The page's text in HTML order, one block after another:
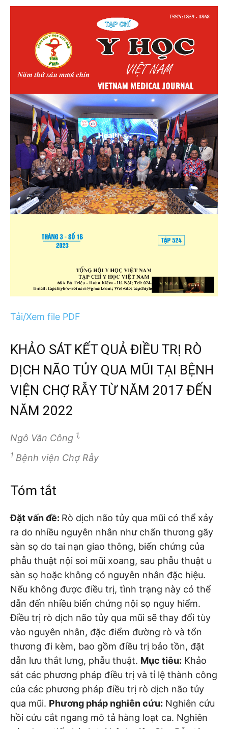
Tải/Xem file PDF
KHẢO SÁT KẾT QUẢ ĐIỀU TRỊ RÒ
DỊCH NÃO TỦY QUA MŨI TẠI BỆNH
VIỆN CHỢ RẪY TỪ NĂM 2017 ĐẾN
NĂM 2022
Ngô Văn Công 1,
1 Bệnh viện Chợ Rẫy
Tóm tắt
Đặt vấn đề: Rò dịch não tủy qua mũi có thể xảy
ra do nhiều nguyên nhân như chấn thương gãy
sàn sọ do tai nạn giao thông, biến chứng của
phẫu thuật nội soi mũi xoang, sau phẫu thuật u
sàn sọ hoặc không có nguyên nhân đặc hiệu.
Nếu không được điều trị, tình trạng này có thể
dẫn đến nhiều biến chứng nội sọ nguy hiểm.
Điều trị rò dịch não tủy qua mũi sẽ thay đổi tùy
vào nguyên nhân, đặc điểm đường rò và tổn
thương đi kèm, bao gồm điều trị bảo tồn, đặt
dẫn lưu thắt lưng, phẫu thuật. Mục tiêu: Khảo
sát các phương pháp điều trị và tỉ lệ thành công
của các phương pháp điều trị rò dịch não tủy
qua mũi. Phương pháp nghiên cứu: Nghiên cứu
hồi cứu cắt ngang mô tả hàng loạt ca. Nghiên